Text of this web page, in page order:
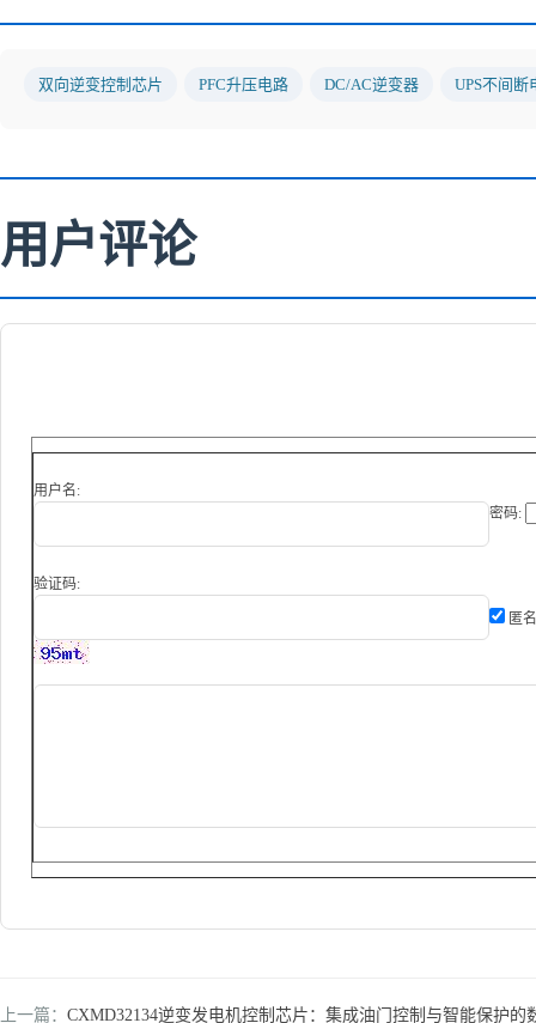
双向逆变控制芯片 PFC升压电路 DC/AC逆变器 UPS不间断
用户评论
用户名:
密码:
验证码:
匿
上一篇： CXMD32134逆变发电机控制芯片：集成油门控制与智能保护的